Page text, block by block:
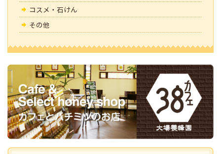
コスメ・石けん
その他